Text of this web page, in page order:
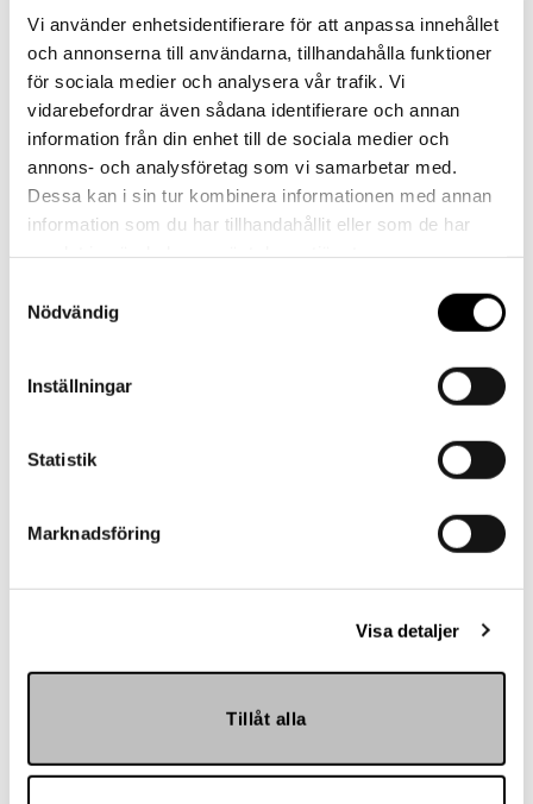
Vi använder enhetsidentifierare för att anpassa innehållet
och annonserna till användarna, tillhandahålla funktioner
för sociala medier och analysera vår trafik. Vi
vidarebefordrar även sådana identifierare och annan
information från din enhet till de sociala medier och
annons- och analysföretag som vi samarbetar med.
Dessa kan i sin tur kombinera informationen med annan
information som du har tillhandahållit eller som de har
Nödvändig
Inställningar
Statistik
Marknadsföring
Visa detaljer
Tillåt alla
Har du frågor eller behöver hjälp?
Vi finns här för dig!
Vår kundtjänst är tillgänglig Mån – Fre: 07:30 –
16:30
Kontakt
Referenser